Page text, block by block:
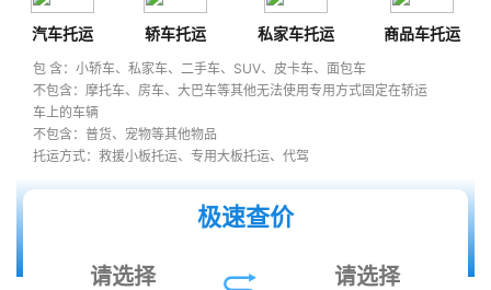
汽车托运 轿车托运 私家车托运 商品车托运
包 含：小轿车、私家车、二手车、SUV、皮卡车、面包车
不包含：摩托车、房车、大巴车等其他无法使用专用方式固定在轿运
车上的车辆
不包含：普货、宠物等其他物品
托运方式：救援小板托运、专用大板托运、代驾
极速查价